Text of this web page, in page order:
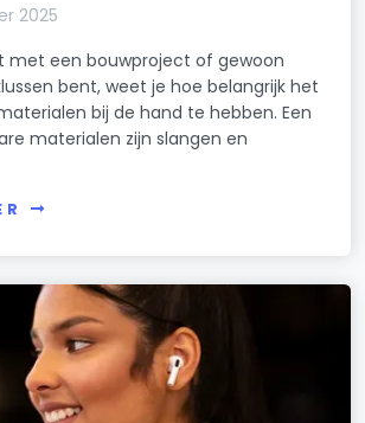
2025
met een bouwproject of gewoon
bent, weet je hoe belangrijk het
bij de hand te hebben. Een
materialen zijn slangen en